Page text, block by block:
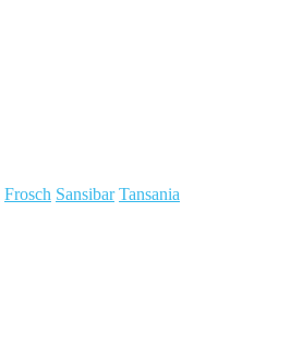
Frosch Sansibar Tansania